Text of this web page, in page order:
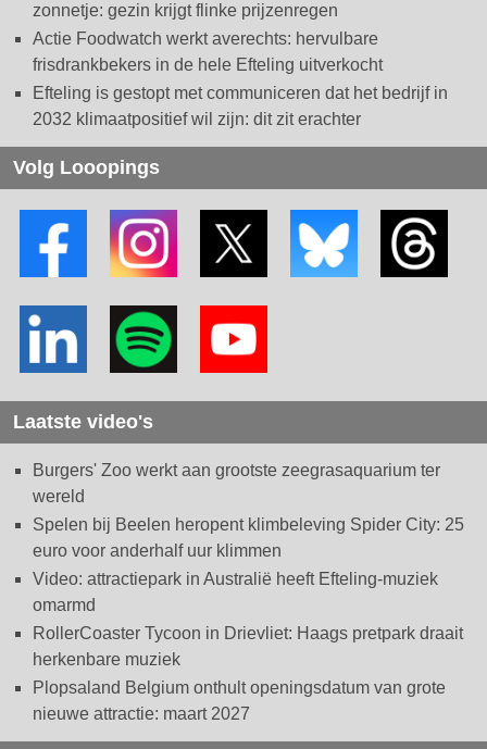
zonnetje: gezin krijgt flinke prijzenregen
Actie Foodwatch werkt averechts: hervulbare
frisdrankbekers in de hele Efteling uitverkocht
Efteling is gestopt met communiceren dat het bedrijf in
2032 klimaatpositief wil zijn: dit zit erachter
Volg Looopings
Laatste video's
Burgers' Zoo werkt aan grootste zeegrasaquarium ter
wereld
Spelen bij Beelen heropent klimbeleving Spider City: 25
euro voor anderhalf uur klimmen
Video: attractiepark in Australië heeft Efteling-muziek
omarmd
RollerCoaster Tycoon in Drievliet: Haags pretpark draait
herkenbare muziek
Plopsaland Belgium onthult openingsdatum van grote
nieuwe attractie: maart 2027